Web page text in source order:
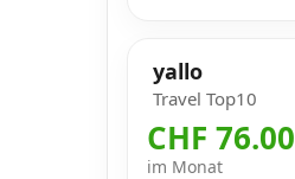
yallo
Travel Top10
CHF 76.00
im Monat